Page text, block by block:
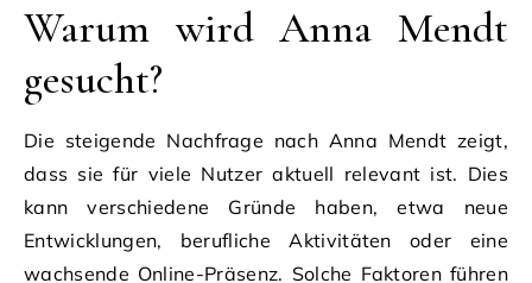
Warum wird Anna Mendt
gesucht?
Die steigende Nachfrage nach Anna Mendt zeigt,
dass sie für viele Nutzer aktuell relevant ist. Dies
kann verschiedene Gründe haben, etwa neue
Entwicklungen, berufliche Aktivitäten oder eine
wachsende Online-Präsenz. Solche Faktoren führen